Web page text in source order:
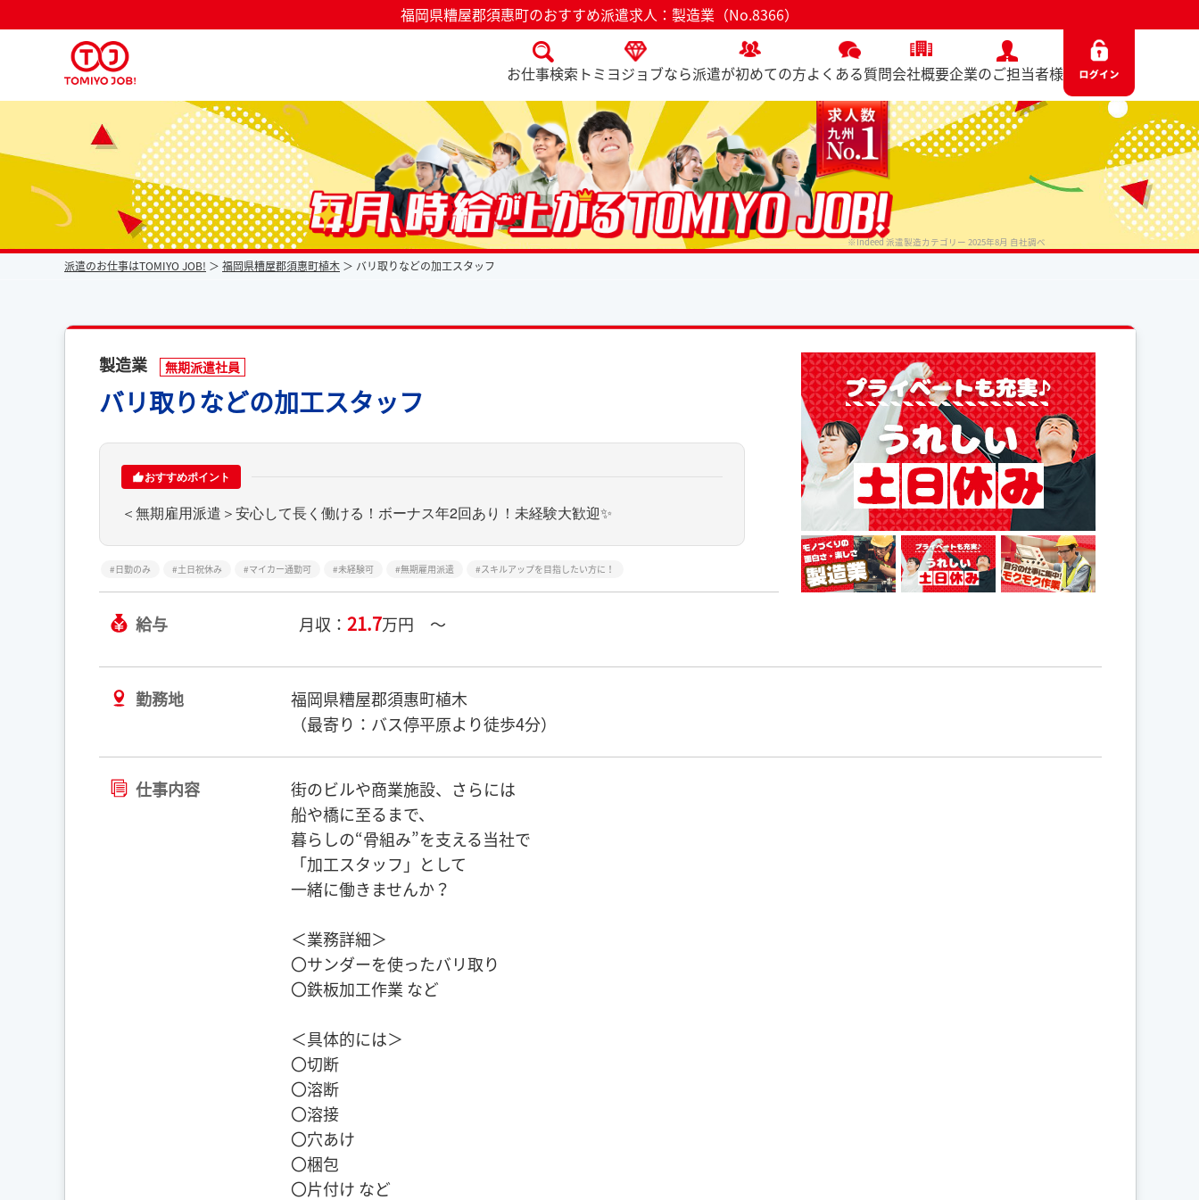
福岡県糟屋郡須惠町のおすすめ派遣求人：製造業（No.8366）
お仕事検索 トミヨジョブなら派遣が初めての方よくある質問会社概要企業のご担当者様
派遣なら毎月時給が上がるトミヨジョブ ※Indeed 派遣製造カテゴリー 2025年8月 自社調べ
派遣のお仕事はTOMIYO JOB! 福岡県糟屋郡須惠町植木 バリ取りなどの加工スタッフ
製造業 無期派遣社員 No. 8366 / 2025.11.05
バリ取りなどの加工スタッフ
おすすめポイント
＜無期雇用派遣＞安心して長く働ける！ボーナス年2回あり！未経験大歓迎✨
日勤のみ 土日祝休み マイカー通勤可 未経験可 無期雇用派遣 スキルアップを目指したい方に！
給与 月収： 21.7万円 ～
勤務地
福岡県糟屋郡須惠町植木
（最寄り：バス停平原より徒歩4分）
仕事内容
街のビルや商業施設、さらには
船や橋に至るまで、
暮らしの“骨組み”を支える当社で
「加工スタッフ」として
一緒に働きませんか？
＜業務詳細＞
〇サンダーを使ったバリ取り
〇鉄板加工作業 など
＜具体的には＞
〇切断
〇溶断
〇溶接
〇穴あけ
〇梱包
〇片付け など